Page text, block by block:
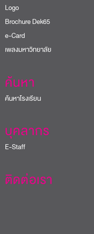
Logo
Brochure Dek65
e-Card
เพลงมหาวิทยาลัย
ค้นหา
ค้นหาโรงเรียน
บุคลากร
E-Staff
ติดต่อเรา